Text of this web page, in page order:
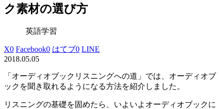
ク素材の選び方
英語学習
X0 Facebook0 はてブ0 LINE
2018.05.05
「オーディオブックリスニングへの道」では、オーディオブ
ックを聞き取れるようになる方法を紹介しました。
リスニングの基礎を固めたら、いよいよオーディオブックに